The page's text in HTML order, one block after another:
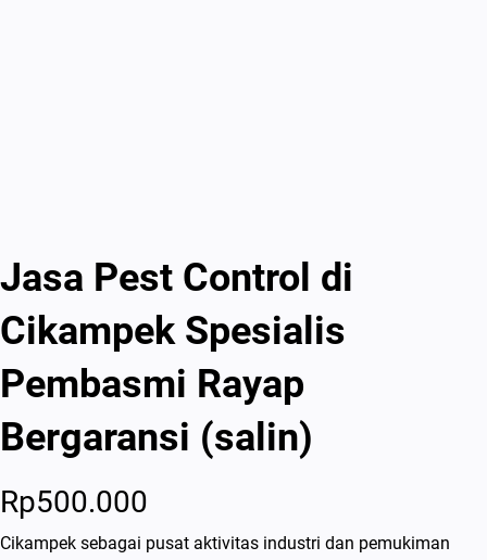
Jasa Pest Control di
Cikampek Spesialis
Pembasmi Rayap
Bergaransi (salin)
Rp500.000
Cikampek sebagai pusat aktivitas industri dan pemukiman